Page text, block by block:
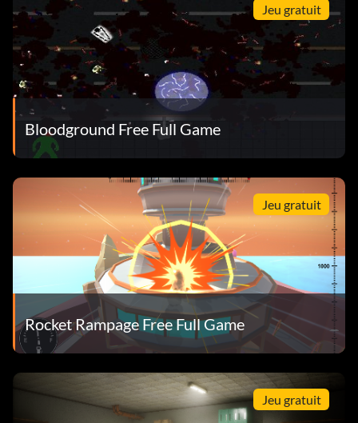
Jeu gratuit
Bloodground Free Full Game
Jeu gratuit
Rocket Rampage Free Full Game
Jeu gratuit